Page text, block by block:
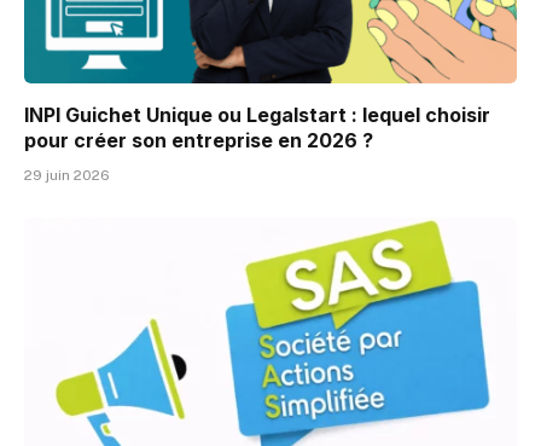
INPI Guichet Unique ou Legalstart : lequel choisir
pour créer son entreprise en 2026 ?
29 juin 2026